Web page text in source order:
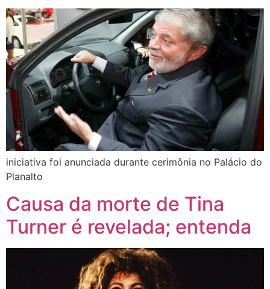
iniciativa foi anunciada durante cerimônia no Palácio do
Planalto
Causa da morte de Tina
Turner é revelada; entenda